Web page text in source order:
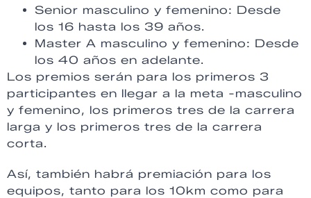
Senior masculino y femenino: Desde
los 16 hasta los 39 años.
Master A masculino y femenino: Desde
los 40 años en adelante.
Los premios serán para los primeros 3
participantes en llegar a la meta -masculino
y femenino, los primeros tres de la carrera
larga y los primeros tres de la carrera
corta.
Así, también habrá premiación para los
equipos, tanto para los 10km como para